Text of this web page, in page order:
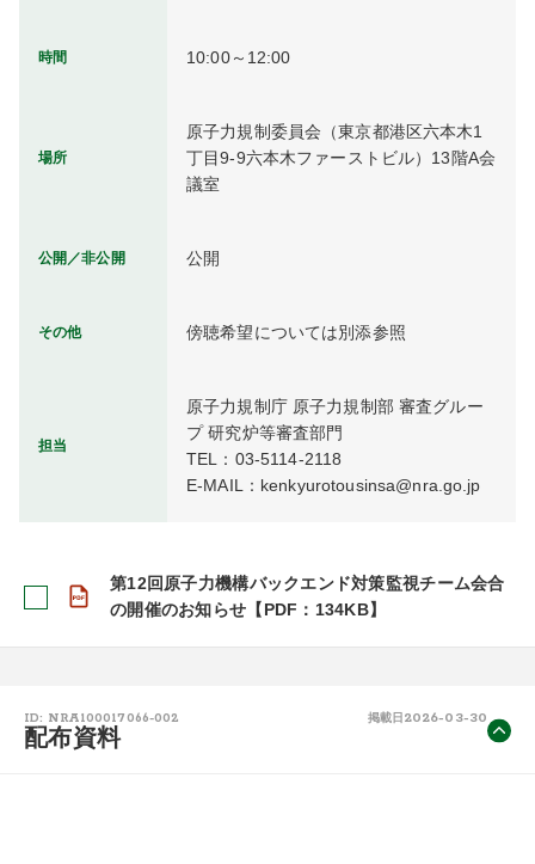
時間 10:00～12:00
場所
原子力規制委員会（東京都港区六本木1
丁目9-9六本木ファーストビル）13階A会
議室
公開／非公開 公開
その他 傍聴希望については別添参照
担当
原子力規制庁 原子力規制部 審査グルー
プ 研究炉等審査部門
TEL：03-5114-2118
E-MAIL：kenkyurotousinsa@nra.go.jp
第12回原子力機構バックエンド対策監視チーム会合
の開催のお知らせ【PDF：134KB】
ID: NRA100017066-002 掲載日 2026-03-30
配布資料